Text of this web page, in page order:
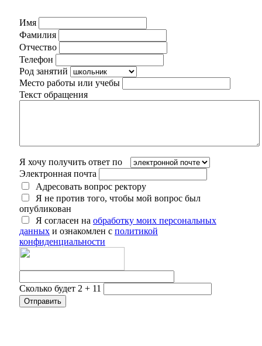
Имя
Фамилия
Отчество
Телефон
Род занятий
Место работы или учебы
Текст обращения
Я хочу получить ответ по
Электронная почта
Адресовать вопрос ректору
Я не против того, чтобы мой вопрос был
опубликован
Я согласен на обработку моих персональных
данных и ознакомлен с политикой
конфиденциальности
Сколько будет 2 + 11